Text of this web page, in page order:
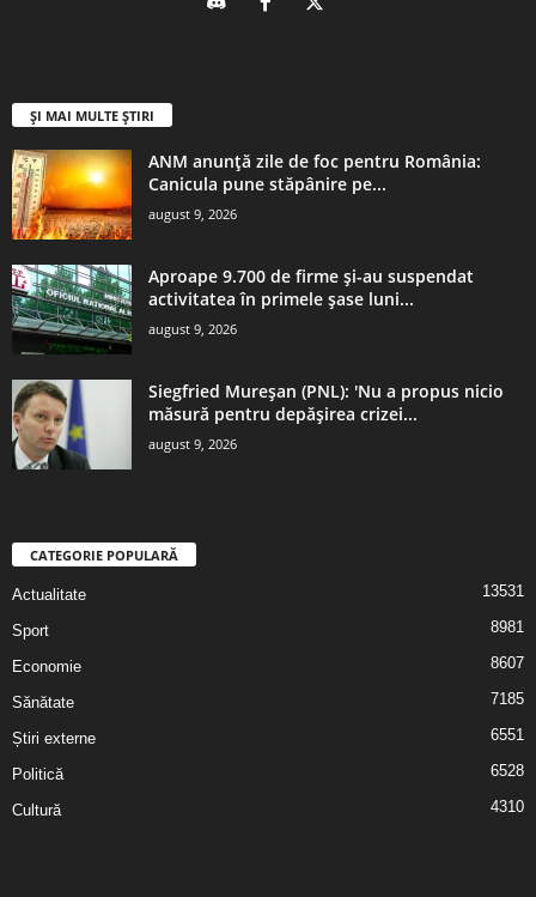
ȘI MAI MULTE ȘTIRI
ANM anunță zile de foc pentru România:
Canicula pune stăpânire pe...
august 9, 2026
Aproape 9.700 de firme și-au suspendat
activitatea în primele șase luni...
august 9, 2026
Siegfried Mureșan (PNL): 'Nu a propus nicio
măsură pentru depăşirea crizei...
august 9, 2026
CATEGORIE POPULARĂ
Actualitate 13531
Sport 8981
Economie 8607
Sănătate 7185
Știri externe 6551
Politică 6528
Cultură 4310